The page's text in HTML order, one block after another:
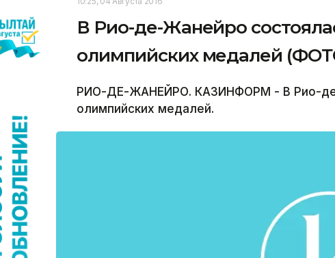
В Рио-де-Жанейро
олимпийских медалей
РИО-ДЕ-ЖАНЕЙРО. КАЗИНФОРМ - В Рио-де-
олимпийских медалей.